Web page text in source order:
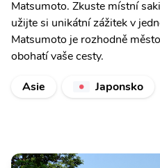
Matsumoto. Zkuste místní
užijte si unikátní zážitek v
Matsumoto je rozhodně
obohatí vaše cesty.
Asie
Japonsko